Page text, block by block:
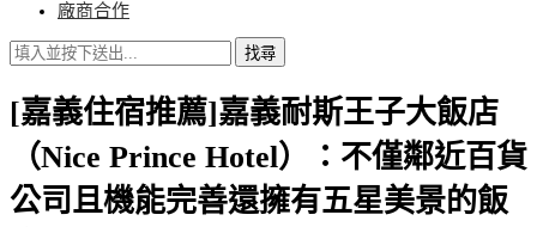
廠商合作
找尋
[嘉義住宿推薦]嘉義耐斯王子大飯店
（Nice Prince Hotel）：不僅鄰近百貨
公司且機能完善還擁有五星美景的飯